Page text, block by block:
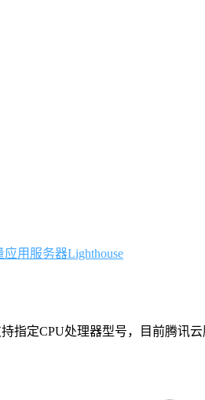
用服务器Lighthouse
定CPU处理器型号，目前腾讯